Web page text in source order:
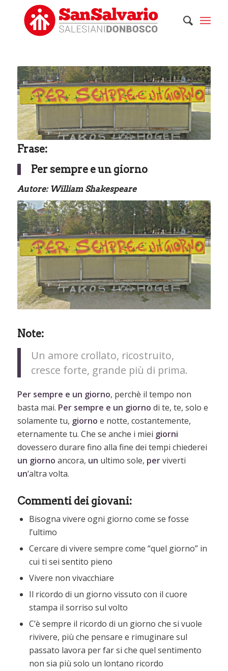
Frase:
Per sempre e un giorno
Autore: William Shakespeare
Note:
Un amore crollato, ricostruito,
cresce forte, grande più di prima.
Per sempre e un giorno, perchè il tempo non
basta mai. Per sempre e un giorno di te, te, solo e
solamente tu, giorno e notte, costantemente,
eternamente tu. Che se anche i miei giorni
dovessero durare fino alla fine dei tempi chiederei
un giorno ancora, un ultimo sole, perviverti
un‘altra volta.
Commenti dei giovani:
Bisogna vivere ogni giorno come se fosse
l’ultimo
Cercare di vivere sempre come “quel giorno” in
cui ti sei sentito pieno
Vivere non vivacchiare
Il ricordo di un giorno vissuto con il cuore
stampa il sorriso sul volto
C’è sempre il ricordo di un giorno che si vuole
rivivere, più che pensare e rimuginare sul
passato lavora per far si che quel sentimento
non sia più solo un lontano ricordo